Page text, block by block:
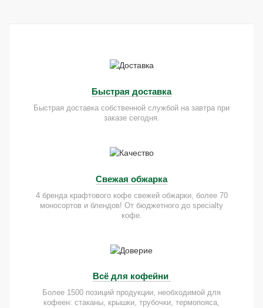
Быстрая доставка
Быстрая доставка собственной службой на завтра при
заказе сегодня.
Свежая обжарка
4 бренда крафтового кофе свежей обжарки, более 70
моносортов и блендов! От бюджетного до specialty
кофе.
Всё для кофейни
Более 1500 позиций продукции, необходимой для
кофеен: стаканы, крышки, трубочки, термопояса,